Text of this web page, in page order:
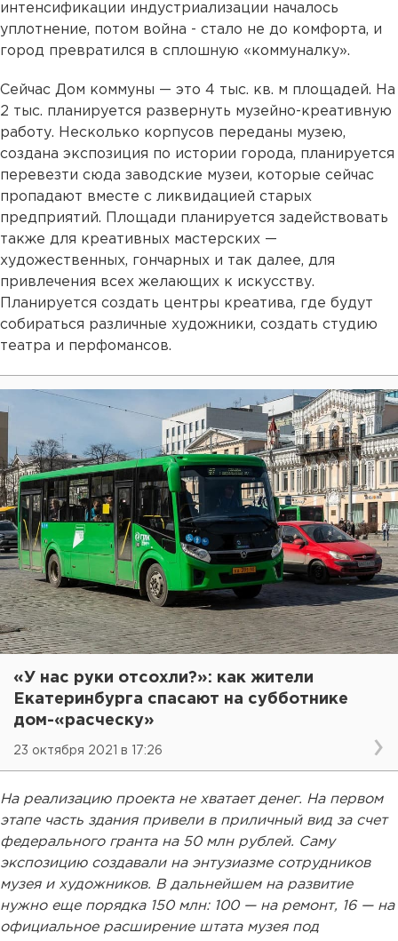
интенсификации индустриализации началось
уплотнение, потом война - стало не до комфорта, и
город превратился в сплошную «коммуналку».
Сейчас Дом коммуны — это 4 тыс. кв. м площадей. На
2 тыс. планируется развернуть музейно-креативную
работу. Несколько корпусов переданы музею,
создана экспозиция по истории города, планируется
перевезти сюда заводские музеи, которые сейчас
пропадают вместе с ликвидацией старых
предприятий. Площади планируется задействовать
также для креативных мастерских —
художественных, гончарных и так далее, для
привлечения всех желающих к искусству.
Планируется создать центры креатива, где будут
собираться различные художники, создать студию
театра и перфомансов.
«У нас руки отсохли?»: как жители
Екатеринбурга спасают на субботнике
дом-«расческу»
23 октября 2021 в 17:26
На реализацию проекта не хватает денег. На первом
этапе часть здания привели в приличный вид за счет
федерального гранта на 50 млн рублей. Саму
экспозицию создавали на энтузиазме сотрудников
музея и художников. В дальнейшем на развитие
нужно еще порядка 150 млн: 100 — на ремонт, 16 — на
официальное расширение штата музея под